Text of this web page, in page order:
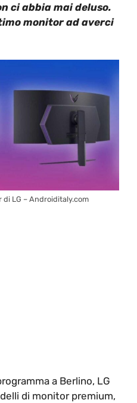
ci abbia mai deluso.
monitor ad averci
LG – Androiditaly.com
a Berlino, LG
di monitor premium,